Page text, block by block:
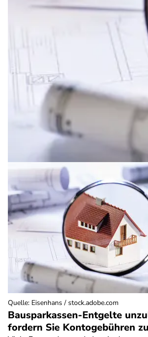
Bausparkassen-Entgelte
fordern Sie Kontogebühren
Quelle: Eisenhans / stock.adobe.com